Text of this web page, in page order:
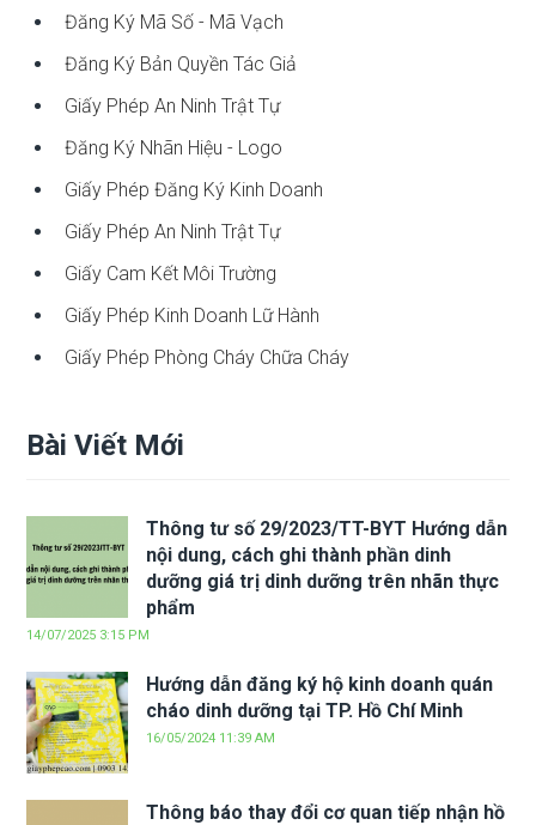
Đăng Ký Mã Số - Mã Vạch
Đăng Ký Bản Quyền Tác Giả
Giấy Phép An Ninh Trật Tự
Đăng Ký Nhãn Hiệu - Logo
Giấy Phép Đăng Ký Kinh Doanh
Giấy Phép An Ninh Trật Tự
Giấy Cam Kết Môi Trường
Giấy Phép Kinh Doanh Lữ Hành
Giấy Phép Phòng Cháy Chữa Cháy
Bài Viết Mới
Thông tư số 29/2023/TT-BYT Hướng dẫn
nội dung, cách ghi thành phần dinh
dưỡng giá trị dinh dưỡng trên nhãn thực
phẩm
14/07/2025 3:15 PM
Hướng dẫn đăng ký hộ kinh doanh quán
cháo dinh dưỡng tại TP. Hồ Chí Minh
16/05/2024 11:39 AM
Thông báo thay đổi cơ quan tiếp nhận hồ